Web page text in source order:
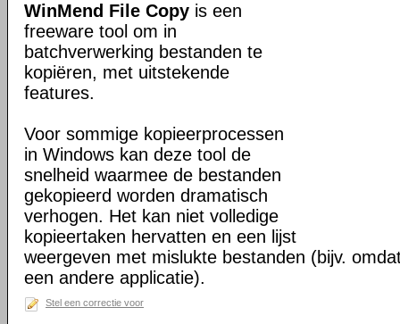
WinMend File Copy is een
freeware tool om in
batchverwerking bestanden te
kopiëren, met uitstekende
features.
Voor sommige kopieerprocessen
in Windows kan deze tool de
snelheid waarmee de bestanden
gekopieerd worden dramatisch
verhogen. Het kan niet volledige
kopieertaken hervatten en een lijst
weergeven met mislukte bestanden (bijv.
een andere applicatie).
Stel een correctie voor